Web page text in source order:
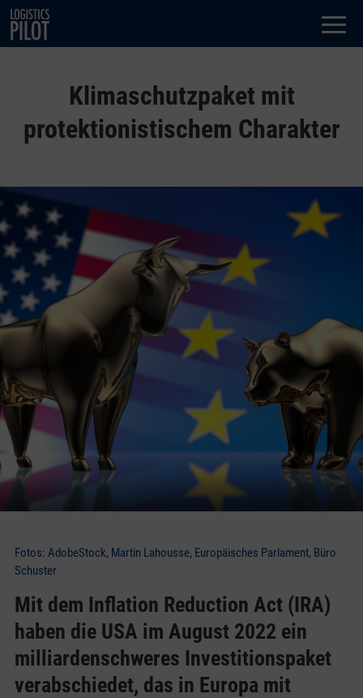
Dialog
window
Klimaschutzpaket mit
protektionistischem Charakter
Mit dem Inflation Reduction Act (IRA)
haben die USA im August 2022 ein
milliardenschweres Investitionspaket
verabschiedet, das in Europa mit
Fotos: AdobeStock, Martin Lahousse, Europäisches Parlament, Büro
Schuster